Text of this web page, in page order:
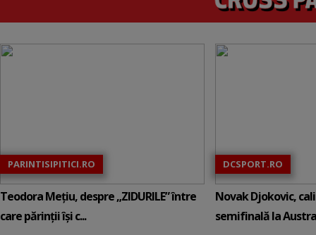
PARINTISIPITICI.RO
Teodora Mețiu, despre „ZIDURILE” între
care părinții își c...
DCSPORT.RO
Novak Djokovic,
semifinală la